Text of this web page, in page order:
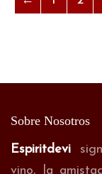
Sobre Nosotros
Espiritdevi
vino, la